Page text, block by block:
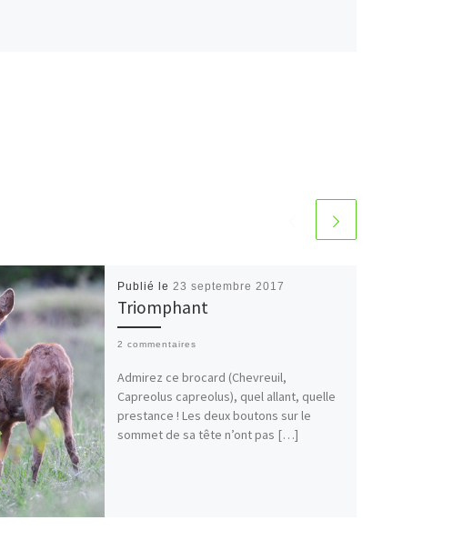
Publié le 23 septembre 2017
Triomphant
2 commentaires
Admirez ce brocard (Chevreuil,
Capreolus capreolus), quel allant, quelle
prestance ! Les deux boutons sur le
sommet de sa tête n’ont pas […]